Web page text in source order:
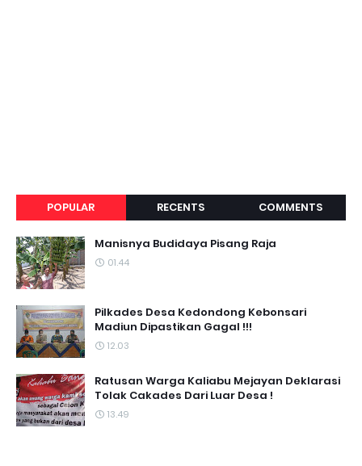
POPULAR RECENTS COMMENTS
Manisnya Budidaya Pisang Raja
01.44
Pilkades Desa Kedondong Kebonsari
Madiun Dipastikan Gagal !!!
12.03
Ratusan Warga Kaliabu Mejayan Deklarasi
Tolak Cakades Dari Luar Desa !
13.49